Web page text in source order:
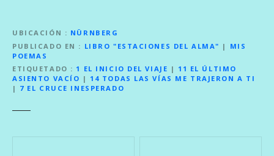
UBICACIÓN
NÜRNBERG
PUBLICADO EN
LIBRO "ESTACIONES DEL ALMA" | MIS
POEMAS
ETIQUETADO
1 EL INICIO DEL VIAJE | 11 EL ÚLTIMO
ASIENTO VACÍO | 14 TODAS LAS VÍAS ME TRAJERON A TI
| 7 EL CRUCE INESPERADO